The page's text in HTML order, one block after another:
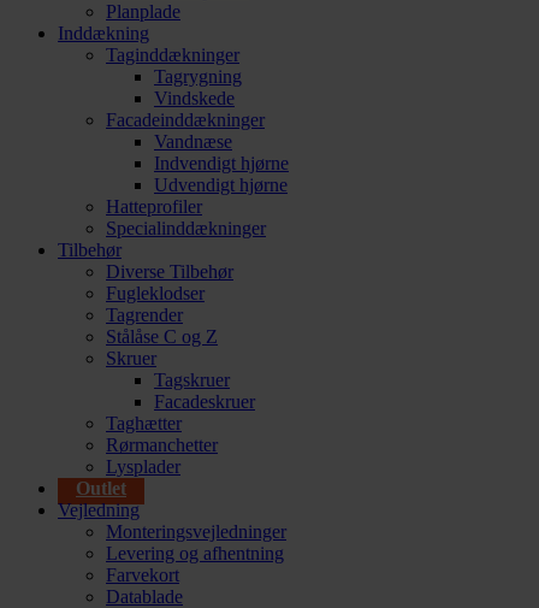
Planplade
Inddækning
Taginddækninger
Tagrygning
Vindskede
Facadeinddækninger
Vandnæse
Indvendigt hjørne
Udvendigt hjørne
Hatteprofiler
Specialinddækninger
Tilbehør
Diverse Tilbehør
Fugleklodser
Tagrender
Stålåse C og Z
Skruer
Tagskruer
Facadeskruer
Taghætter
Rørmanchetter
Lysplader
Outlet
Vejledning
Monteringsvejledninger
Levering og afhentning
Farvekort
Datablade